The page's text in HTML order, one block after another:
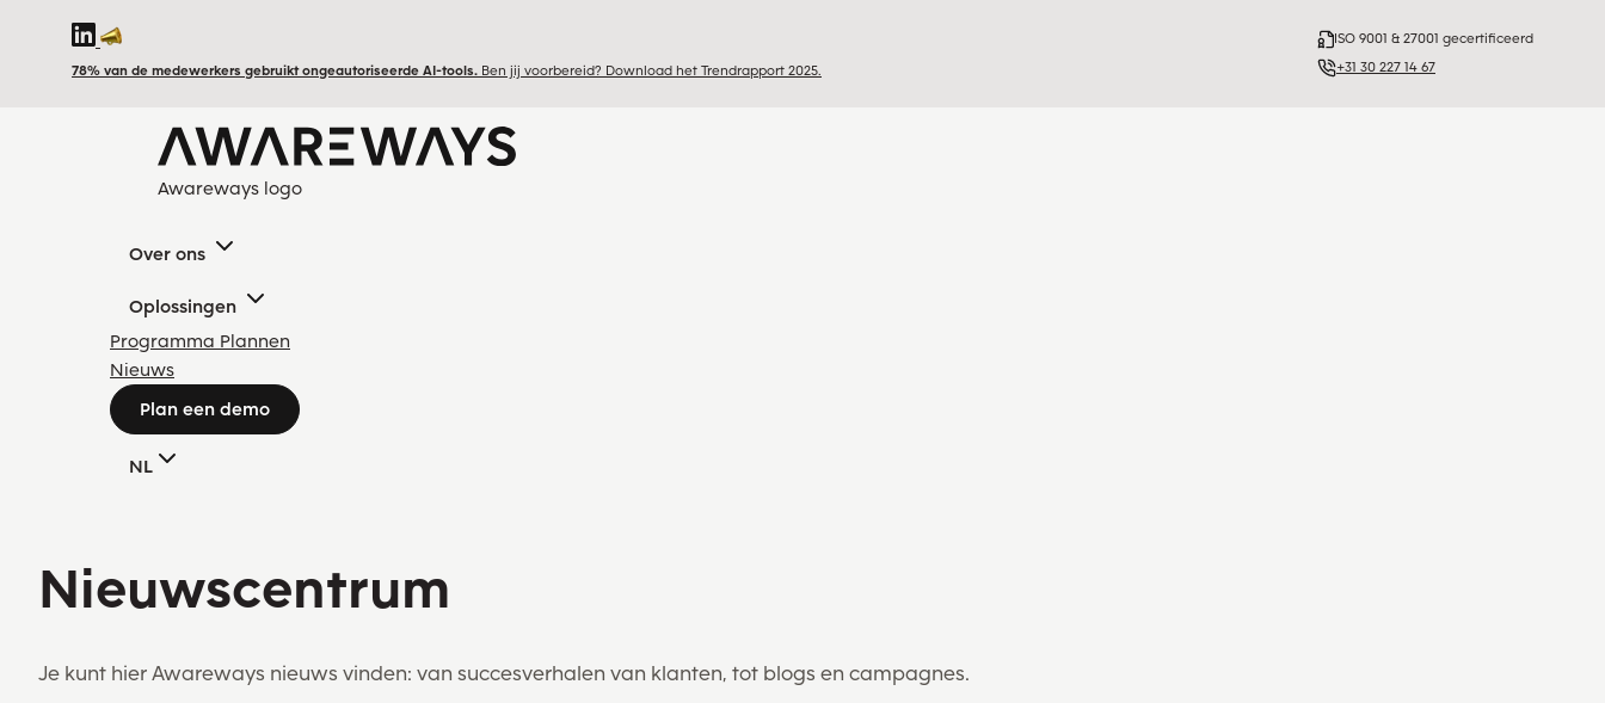
78% van de medewerkers gebruikt ongeautoriseerde AI-tools. Ben jij voorbereid? Download het Trendrapport 2025.
ISO 9001 & 27001 gecertificeerd
+31 30 227 14 67
Awareways logo
Over ons
Oplossingen
Programma Plannen
Nieuws
Plan een demo
NL
Nieuwscentrum
Je kunt hier Awareways nieuws vinden: van succesverhalen van klanten, tot blogs en campagnes.